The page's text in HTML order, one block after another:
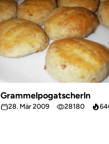
Grammelpogatscherln
28. Mär 2009 28180